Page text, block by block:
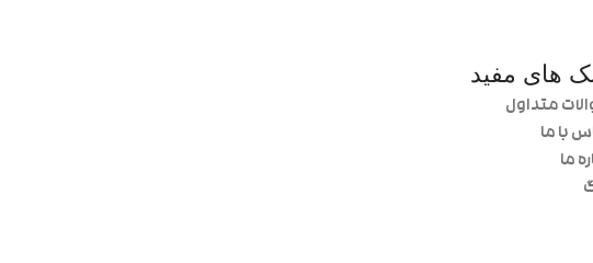
های مفید
متداول
با ما
ما